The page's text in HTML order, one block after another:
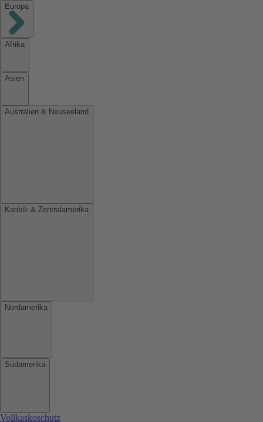
Europa
Afrika
Asien
Australien & Neuseeland
Karibik & Zentralamerika
Nordamerika
Südamerika
Vollkaskoschutz